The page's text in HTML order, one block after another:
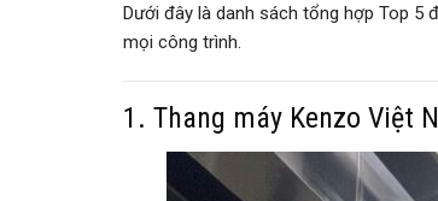
Dưới đây là danh sách tổng hợp Top 5
mọi công trình.
1. Thang máy Kenzo Việt